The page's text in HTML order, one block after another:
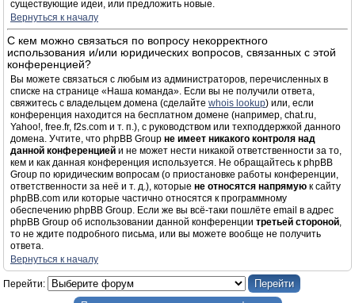
существующие идеи, или предложить новые.
Вернуться к началу
С кем можно связаться по вопросу некорректного
использования и/или юридических вопросов, связанных с этой
конференцией?
Вы можете связаться с любым из администраторов, перечисленных в
списке на странице «Наша команда». Если вы не получили ответа,
свяжитесь с владельцем домена (сделайте whois lookup) или, если
конференция находится на бесплатном домене (например, chat.ru,
Yahoo!, free.fr, f2s.com и т. п.), с руководством или техподдержкой данного
домена. Учтите, что phpBB Group не имеет никакого контроля над
данной конференцией и не может нести никакой ответственности за то,
кем и как данная конференция используется. Не обращайтесь к phpBB
Group по юридическим вопросам (о приостановке работы конференции,
ответственности за неё и т. д.), которые не относятся напрямую к сайту
phpBB.com или которые частично относятся к программному
обеспечению phpBB Group. Если же вы всё-таки пошлёте email в адрес
phpBB Group об использовании данной конференции третьей стороной,
то не ждите подробного письма, или вы можете вообще не получить
ответа.
Вернуться к началу
Перейти: